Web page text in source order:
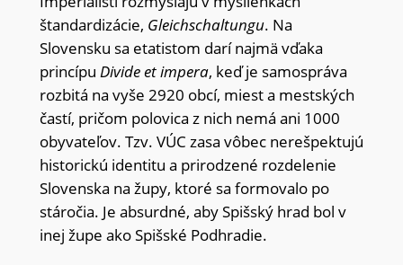
štandardizácie, Gleichschaltungu. Na
Slovensku sa etatistom darí najmä vďaka
princípu Divide et impera, keď je samospráva
rozbitá na vyše 2920 obcí, miest a mestských
častí, pričom polovica z nich nemá ani 1000
obyvateľov. Tzv. VÚC zasa vôbec nerešpektujú
historickú identitu a prirodzené rozdelenie
Slovenska na župy, ktoré sa formovalo po
stáročia. Je absurdné, aby Spišský hrad bol v
inej župe ako Spišské Podhradie.